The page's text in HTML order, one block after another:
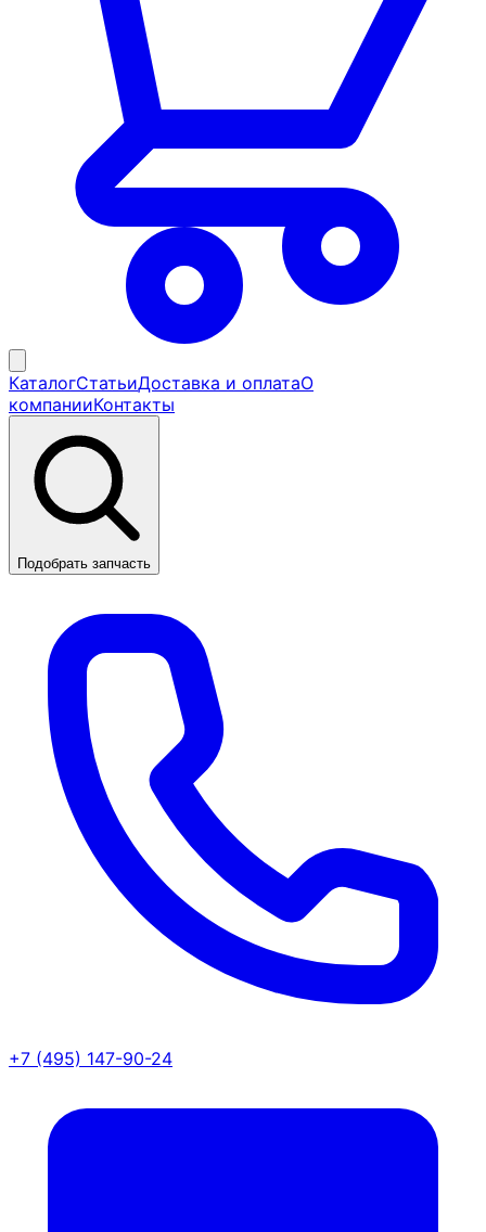
КаталогСтатьиДоставка и оплатаО
компанииКонтакты
Подобрать запчасть
+7 (495) 147-90-24